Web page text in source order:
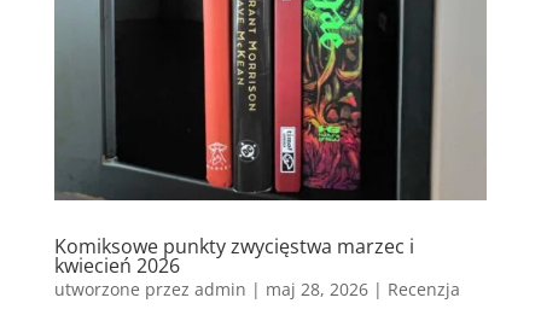
Komiksowe punkty zwycięstwa marzec i
kwiecień 2026
utworzone przez admin | maj 28, 2026| Recenzja